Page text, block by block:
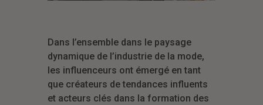
Dans l’ensemble dans le paysage
dynamique de l’industrie de la mode,
les influenceurs ont émergé en tant
que créateurs de tendances influents
et acteurs clés dans la formation des